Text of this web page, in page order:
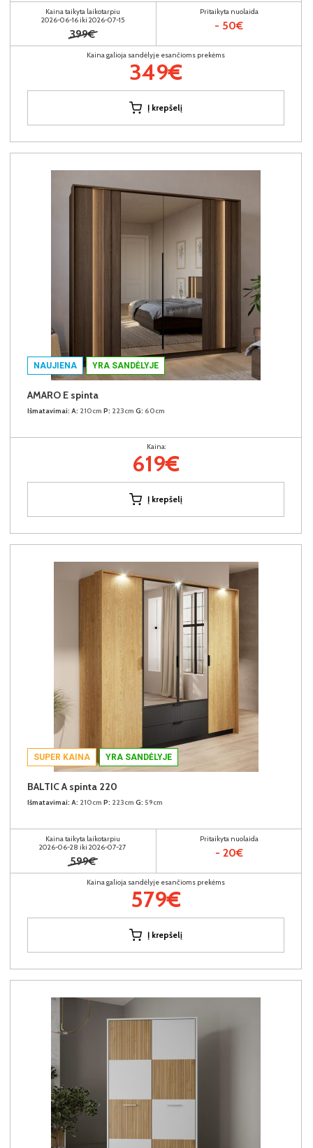
Kaina taikyta laikotarpiu
2026-06-16 iki 2026-07-15
399€
Pritaikyta nuolaida
- 50€
Kaina galioja sandėlyje esančioms prekėms
349€
Į krepšelį
NAUJIENA YRA SANDĖLYJE
AMARO E spinta
Išmatavimai: A: 210cm P: 223cm G: 60cm
Kaina:
619€
Į krepšelį
SUPER KAINA YRA SANDĖLYJE
BALTIC A spinta 220
Išmatavimai: A: 210cm P: 223cm G: 59cm
Kaina taikyta laikotarpiu
2026-06-28 iki 2026-07-27
599€
Pritaikyta nuolaida
- 20€
Kaina galioja sandėlyje esančioms prekėms
579€
Į krepšelį